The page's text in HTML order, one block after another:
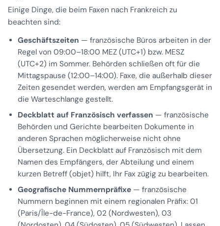
Einige Dinge, die beim Faxen nach Frankreich zu
beachten sind:
Geschäftszeiten — französische Büros arbeiten in der
Regel von 09:00–18:00 MEZ (UTC+1) bzw. MESZ
(UTC+2) im Sommer. Behörden schließen oft für die
Mittagspause (12:00–14:00). Faxe, die außerhalb dieser
Zeiten gesendet werden, werden am Empfangsgerät in
die Warteschlange gestellt.
Deckblatt auf Französisch verfassen — französische
Behörden und Gerichte bearbeiten Dokumente in
anderen Sprachen möglicherweise nicht ohne
Übersetzung. Ein Deckblatt auf Französisch mit dem
Namen des Empfängers, der Abteilung und einem
kurzen Betreff (objet) hilft, Ihr Fax zügig zu bearbeiten.
Geografische Nummernpräfixe — französische
Nummern beginnen mit einem regionalen Präfix: 01
(Paris/Île-de-France), 02 (Nordwesten), 03